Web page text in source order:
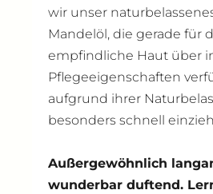
wir unser
Mandelöl, die gerade für
empfindliche Haut über
Pflegeeigenschaften
aufgrund ihrer
besonders schnell
Außergewöhnlich
wunderbar duftend.